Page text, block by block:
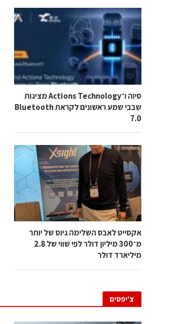
סיוה ו־Actions Technology מציגות
שבבי שמע ראשונים לקראת Bluetooth
7.0
אקסייט לאבס השלימה גיוס של יותר
מ־300 מיליון דולר לפי שווי של 2.8
מיליארד דולר
צ'יפסים